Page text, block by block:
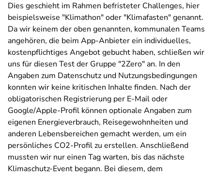
Dies geschieht im Rahmen befristeter Challenges, hier
beispielsweise "Klimathon" oder "Klimafasten" genannt.
Da wir keinem der oben genannten, kommunalen Teams
angehören, die beim App-Anbieter ein individuelles,
kostenpflichtiges Angebot gebucht haben, schließen wir
uns für diesen Test der Gruppe "2Zero" an. In den
Angaben zum Datenschutz und Nutzungsbedingungen
konnten wir keine kritischen Inhalte finden. Nach der
obligatorischen Registrierung per E-Mail oder
Google/Apple-Profil können optionale Angaben zum
eigenen Energieverbrauch, Reisegewohnheiten und
anderen Lebensbereichen gemacht werden, um ein
persönliches CO2-Profil zu erstellen. Anschließend
mussten wir nur einen Tag warten, bis das nächste
Klimaschutz-Event begann. Bei diesem, dem